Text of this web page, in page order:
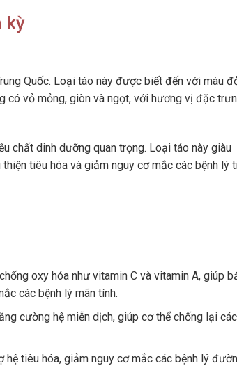
kỳ
Quốc. Loại táo này được biết đến với màu
có vỏ mỏng, giòn và ngọt, với hương vị đặc
chất dinh dưỡng quan trọng. Loại táo này giàu
tiêu hóa và giảm nguy cơ mắc các bệnh lý
oxy hóa như vitamin C và vitamin A, giúp
các bệnh lý mãn tính.
cường hệ miễn dịch, giúp cơ thể chống lại
tiêu hóa, giảm nguy cơ mắc các bệnh lý